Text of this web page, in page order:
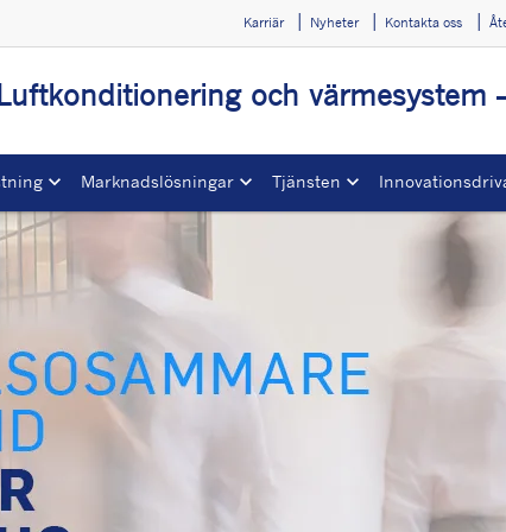
Karriär Nyheter Kontakta oss
Luftkonditionering och värmesystem
Marknadslösningar Tjänsten